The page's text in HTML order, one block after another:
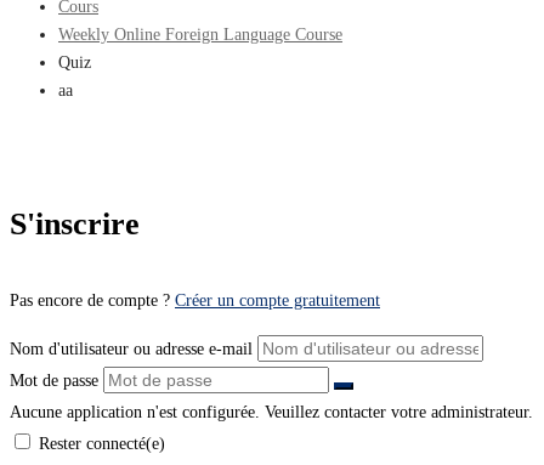
Cours
Weekly Online Foreign Language Course
Quiz
aa
S'inscrire
Pas encore de compte ? Créer un compte gratuitement
Nom d'utilisateur ou adresse e-mail
Mot de passe
Aucune application n'est configurée. Veuillez contacter votre administrateur.
Rester connecté(e)